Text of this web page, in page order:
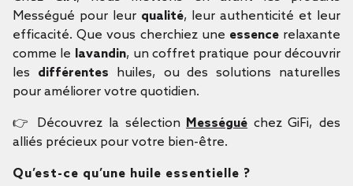
Mességué pour leur qualité, leur authenticité et leur
efficacité. Que vous cherchiez une essencerelaxante
comme le lavandin, un coffret pratique pour découvrir
les différentes huiles, ou des solutions naturelles
pour améliorer votre quotidien.
👉 Découvrez la sélection Mességué chez GiFi, des
alliés précieux pour votre bien-être.
Qu’est-ce qu’une huile essentielle ?